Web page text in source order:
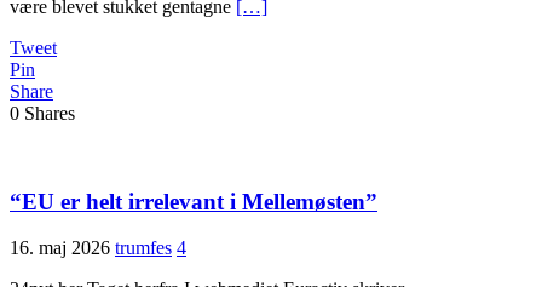
være blevet stukket gentagne […]
Tweet
Pin
Share
0 Shares
“EU er helt irrelevant i Mellemøsten”
16. maj 2026 trumfes 4